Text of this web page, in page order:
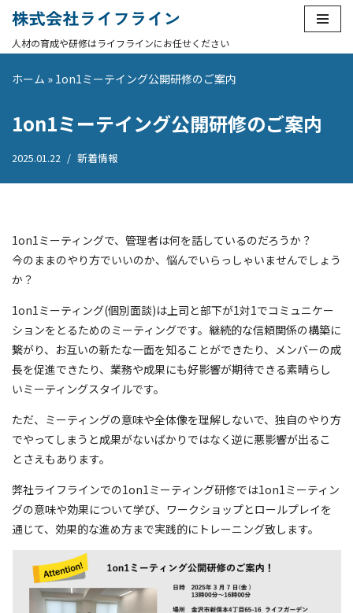
コ
テ
ツ
ス
キ
ホーム » 1on1ミーテイング公開研修のご案内
1on1ミーテイング公開研修のご案内
2025.01.22 新着情報
1on1ミーティングで、管理者は何を話しているのだろうか？
今のままのやり方でいいのか、悩んでいらっしゃいませんでしょう
か？
1on1ミーティング(個別面談)は上司と部下が1対1でコミュニケー
ションをとるためのミーティングです。継続的な信頼関係の構築に
繋がり、お互いの新たな一面を知ることができたり、メンバーの成
長を促進できたり、業務や成果にも好影響が期待できる素晴らし
いミーティングスタイルです。
ただ、ミーティングの意味や全体像を理解しないで、独自のやり方
でやってしまうと成果がないばかりではなく逆に悪影響が出るこ
とさえもあります。
弊社ライフラインでの1on1ミーティング研修では1on1ミーティン
グの意味や効果について学び、ワークショップとロールプレイを
通じて、効果的な進め方まで実践的にトレーニング致します。